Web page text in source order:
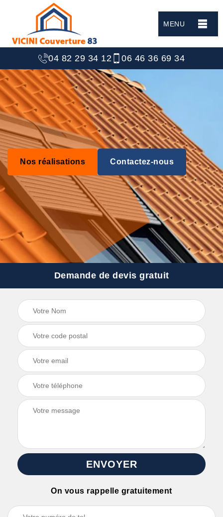
MENU
04 82 29 34 12 06 46 36 69 34
Nos réalisations Contactez-nous
Demande de devis gratuit
On vous rappelle gratuitement